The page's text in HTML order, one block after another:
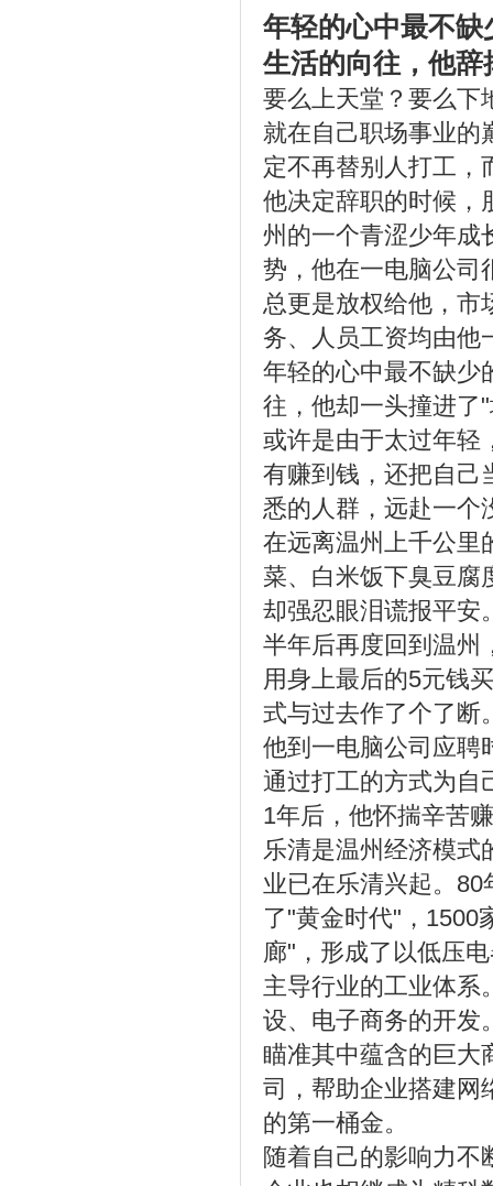
年轻的心中最不
生活的向往，他
要么上天堂？要么下
就在自己职场事业的
定不再替别人打工，
他决定辞职的时候，
州的一个青涩少年成
势，他在一电脑公司
总更是放权给他，市
务、人员工资均由他
年轻的心中最不缺少
往，他却一头撞进了
或许是由于太过年轻
有赚到钱，还把自己
悉的人群，远赴一个
在远离温州上千公里
菜、白米饭下臭豆腐
却强忍眼泪谎报平安
半年后再度回到温州
用身上最后的5元钱
式与过去作了个了断
他到一电脑公司应聘
通过打工的方式为自
1年后，他怀揣辛苦
乐清是温州经济模式
业已在乐清兴起。
了"黄金时代"，1500
廊"，形成了以低压
主导行业的工业体系
设、电子商务的开发
瞄准其中蕴含的巨大
司，帮助企业搭建网
的第一桶金。
随着自己的影响力不